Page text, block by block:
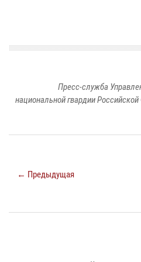
Пресс-служба
национальной гвардии
← Предыдущая